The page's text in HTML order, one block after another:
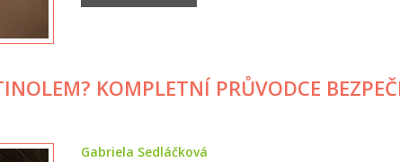
KOMPLETNÍ PRŮVODCE
Gabriela Sedláčková